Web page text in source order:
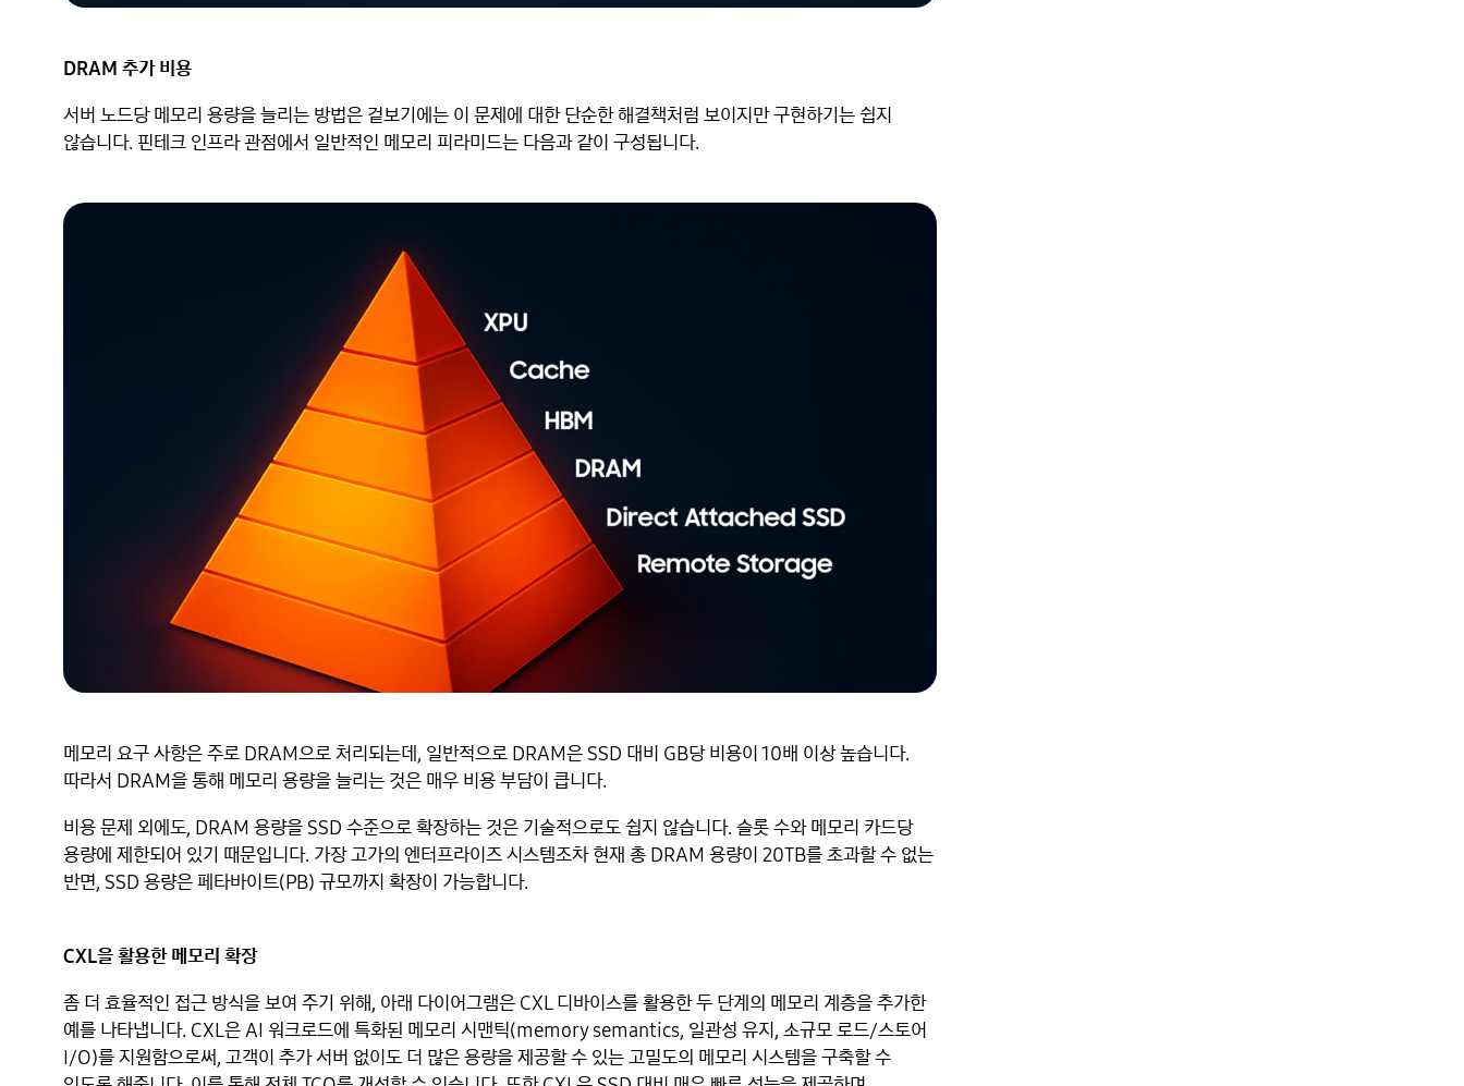
DRAM 추가 비용
서버 노드당 메모리 용량을 늘리는 방법은 겉보기에는 이 문제에 대한 단순한 해결책처럼 보이지만 구현하기는 쉽지
않습니다. 핀테크 인프라 관점에서 일반적인 메모리 피라미드는 다음과 같이 구성됩니다.
메모리 요구 사항은 주로 DRAM으로 처리되는데, 일반적으로 DRAM은 SSD 대비 GB당 비용이 10배 이상 높습니다.
따라서 DRAM을 통해 메모리 용량을 늘리는 것은 매우 비용 부담이 큽니다.
비용 문제 외에도, DRAM 용량을 SSD 수준으로 확장하는 것은 기술적으로도 쉽지 않습니다. 슬롯 수와 메모리 카드당
용량에 제한되어 있기 때문입니다. 가장 고가의 엔터프라이즈 시스템조차 현재 총 DRAM 용량이 20TB를 초과할 수 없는
반면, SSD 용량은 페타바이트(PB) 규모까지 확장이 가능합니다.
CXL을 활용한 메모리 확장
좀 더 효율적인 접근 방식을 보여 주기 위해, 아래 다이어그램은 CXL 디바이스를 활용한 두 단계의 메모리 계층을 추가한
예를 나타냅니다. CXL은 AI 워크로드에 특화된 메모리 시맨틱(memory semantics, 일관성 유지, 소규모 로드/스토어
I/O)를 지원함으로써, 고객이 추가 서버 없이도 더 많은 용량을 제공할 수 있는 고밀도의 메모리 시스템을 구축할 수